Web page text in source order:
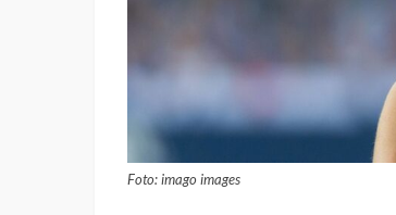
Foto: imago images